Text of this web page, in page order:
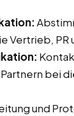
Vertrieb,
bei
und